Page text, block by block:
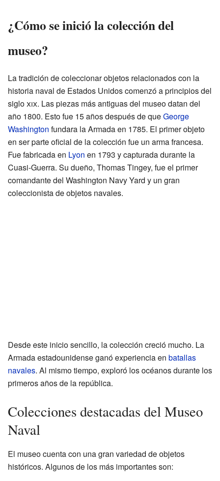
¿Cómo se inició la colección del
museo?
La tradición de coleccionar objetos relacionados con la
historia naval de Estados Unidos comenzó a principios del
sigloxix. Las piezas más antiguas del museo datan del
año 1800. Esto fue 15 años después de queGeorge
Washington fundara la Armada en 1785. El primer objeto
en ser parte oficial de la colección fue un arma francesa.
Fue fabricada en Lyon en 1793 y capturada durante la
Cuasi-Guerra. Su dueño, Thomas Tingey, fue el primer
comandante del Washington Navy Yard y un gran
coleccionista de objetos navales.
Desde este inicio sencillo, la colección creció mucho. La
Armada estadounidense ganó experiencia en batallas
navales. Al mismo tiempo, exploró los océanos durante los
primeros años de la república.
Colecciones destacadas del Museo
Naval
El museo cuenta con una gran variedad de objetos
históricos. Algunos de los más importantes son: